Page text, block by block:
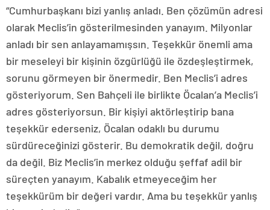
“Cumhurbaşkanı bizi yanlış anladı. Ben çözümün adresi
olarak Meclis’in gösterilmesinden yanayım. Milyonlar
anladı bir sen anlayamamışsın. Teşekkür önemli ama
bir meseleyi bir kişinin özgürlüğü ile özdeşleştirmek,
sorunu görmeyen bir önermedir. Ben Meclis’i adres
gösteriyorum. Sen Bahçeli ile birlikte Öcalan’a Meclis’i
adres gösteriyorsun. Bir kişiyi aktörleştirip bana
teşekkür ederseniz, Öcalan odaklı bu durumu
sürdüreceğinizi gösterir. Bu demokratik değil, doğru
da değil. Biz Meclis’in merkez olduğu şeffaf adil bir
süreçten yanayım. Kabalık etmeyeceğim her
teşekkürüm bir değeri vardır. Ama bu teşekkür yanlış